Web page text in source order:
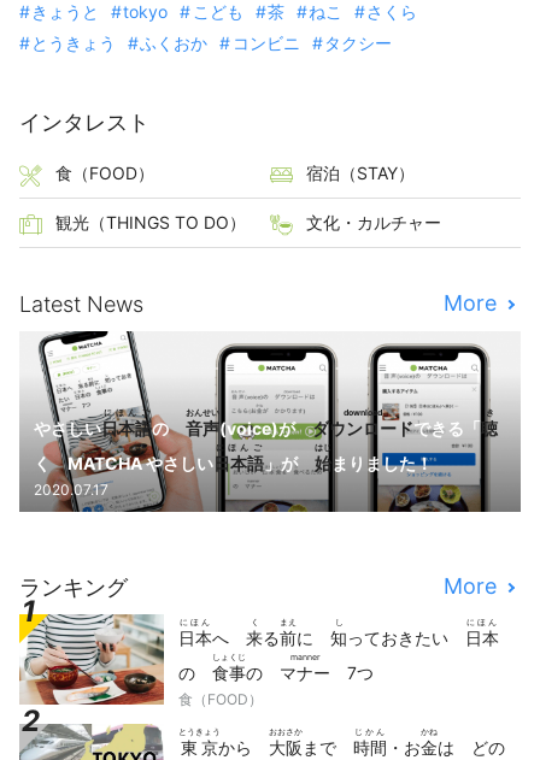
きょうと tokyo こども 茶 ねこ
さくら
とうきょう
ふくおか コンビニ タクシー
インタレスト
食（FOOD） 宿泊（STAY）
観光（THINGS TO DO） 文化・カルチャー
Latest News More
やさしい日本語
にほんご
の 音声
おんせい
(voice)がダウンロード
download
できる「聴
き
く MATCHA やさしい日本語
にほんご
」が 始
はじ
まりました！
2020.07.17
ランキング More
日本
にほん
へ 来
く
る前
まえ
に 知
し
っておきたい 日本
にほん
の 食事
しょくじ
の マナー
manner
7つ
食（FOOD）
東京
とうきょう
から 大阪
おおさか
まで 時間
じかん
・お金
かね
は どの